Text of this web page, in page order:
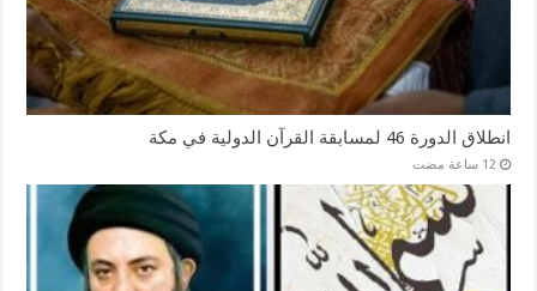
انطلاق الدورة 46 لمسابقة القرآن الدولية في مكة